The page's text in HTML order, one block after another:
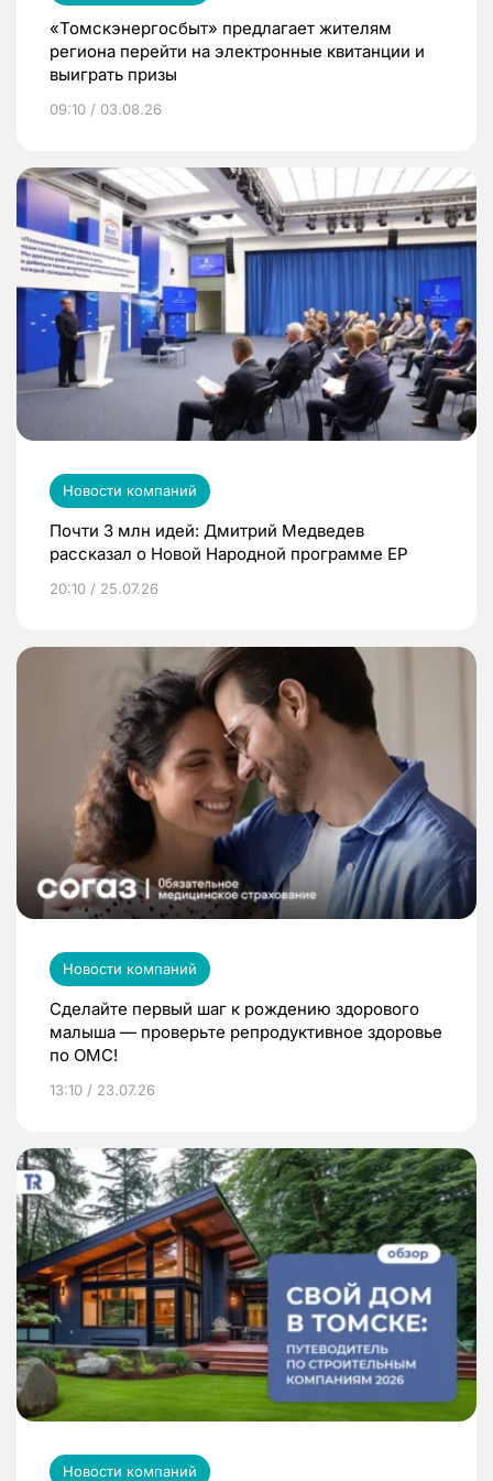
«Томскэнергосбыт» предлагает жителям
региона перейти на электронные квитанции и
выиграть призы
09:10 / 03.08.26
Новости компаний
Почти 3 млн идей: Дмитрий Медведев
рассказал о Новой Народной программе ЕР
20:10 / 25.07.26
Новости компаний
Сделайте первый шаг к рождению здорового
малыша — проверьте репродуктивное здоровье
по ОМС!
13:10 / 23.07.26
Новости компаний